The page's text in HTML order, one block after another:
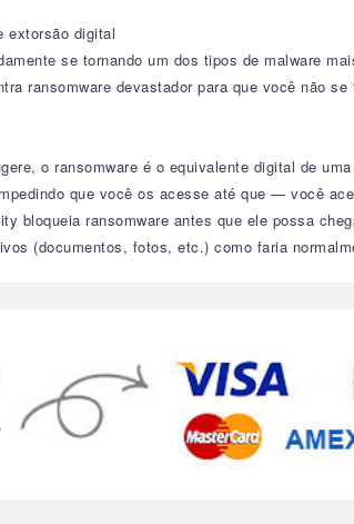
extorsão digital
se tornando um dos tipos de malware
ransomware devastador para que você não
o ransomware é o equivalente digital de
que você os acesse até que — você
bloqueia ransomware antes que ele possa
(documentos, fotos, etc.) como faria